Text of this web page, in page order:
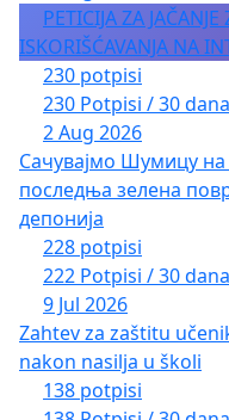
PETICIJA ZA
ISKORIŠĆAVANJA NA
230 potpisi
230 Potpisi / 30 dana
2 Aug 2026
Сачувајмо Шумицу
последња зелена
депонија
228 potpisi
222 Potpisi / 30 dana
9 Jul 2026
Zahtev za zaštitu
nakon nasilja u školi
138 potpisi